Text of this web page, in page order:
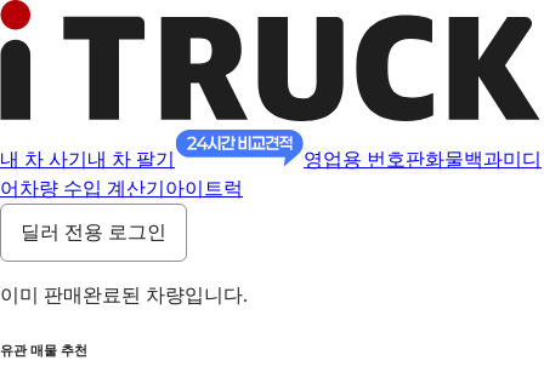
내 차 사기 내 차 팔기 영업용 번호판화물백과미디
어 차량 수입 계산기 아이트럭
딜러 전용 로그인
이미 판매완료된 차량입니다.
유관 매물 추천